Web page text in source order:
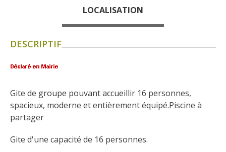
Les marchés et foires
Recettes et produits locaux
Flâner à moins de
Les Plus Beaux Villages de
France
Le Pays des Bastides du
LOCALISATION
DESCRIPTIF
Gite de groupe pouvant accueillir 16 personnes,
spacieux, moderne et entièrement équipé.Piscine à
partager
Gite d'une capacité de 16 personnes.